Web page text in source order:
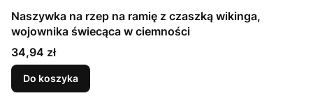
Naszywka na rzep na ramię z czaszką wikinga,
wojownika świecąca w ciemności
Cena
34,94 zł
Do koszyka